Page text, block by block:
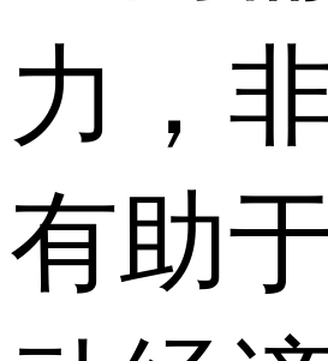
力，
有助